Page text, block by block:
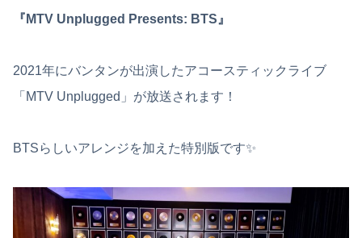
『MTV Unplugged Presents: BTS』
2021年にバンタンが出演したアコースティックライブ
「MTV Unplugged」が放送されます！
BTSらしいアレンジを加えた特別版です✨